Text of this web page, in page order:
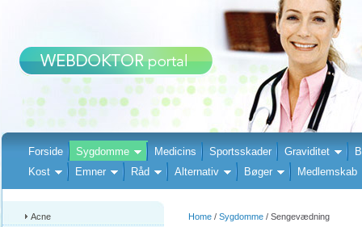
Forside Sygdomme Medicins Sportsskader Graviditet
Kost
Emner Råd Alternativ Bøger Medlemskab
Acne
Home / Sygdomme / Sengevædning